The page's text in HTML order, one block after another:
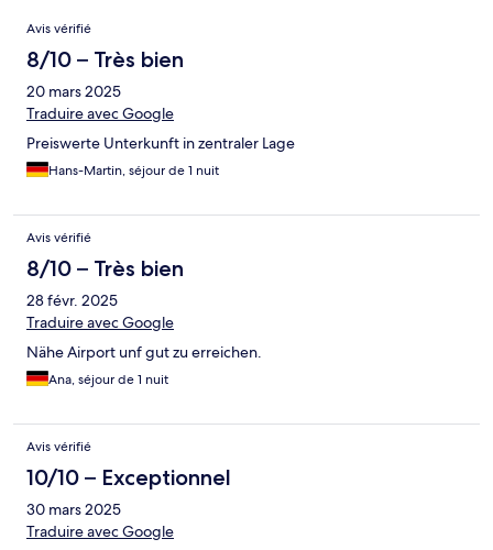
Avis
Avis vérifié
8/10 – Très bien
20 mars 2025
Traduire avec Google
Preiswerte Unterkunft in zentraler Lage
Hans-Martin, séjour de 1 nuit
Avis vérifié
8/10 – Très bien
28 févr. 2025
Traduire avec Google
Nähe Airport unf gut zu erreichen.
Ana, séjour de 1 nuit
Avis vérifié
10/10 – Exceptionnel
30 mars 2025
Traduire avec Google